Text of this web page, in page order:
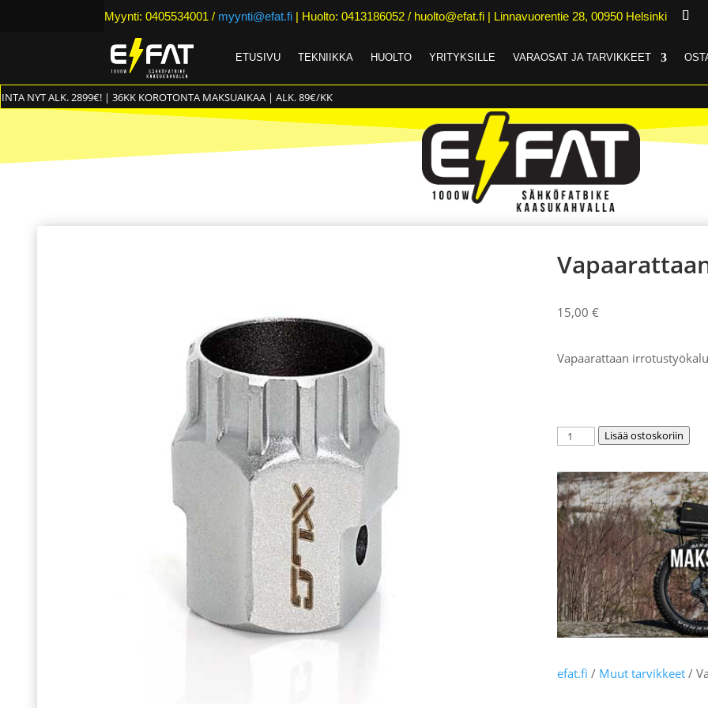
Myynti: 0405534001 / myynti@efat.fi | Huolto: 0413186052 / huolto@efat.fi | Linnavuorentie 28, 00950 Helsinki
ETUSIVU TEKNIIKKA HUOLTO YRITYKSILLE VARAOSAT JA TARVIKKEET
NYT ALK. 2899€! | 36KK KOROTONTA MAKSUAIKAA | ALK. 89€/KK
15,00 €
Vapaarattaan
Vapaarattaan
-
XLC
määrä
Lisää ostoskoriin
efat.fi / Muut tarvikkeet/